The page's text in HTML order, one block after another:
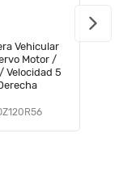
Vehicular
Motor /
Velocidad 5